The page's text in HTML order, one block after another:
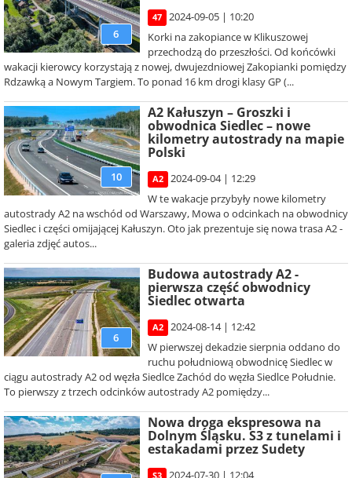
6
47
2024-09-05 | 10:20
Korki na zakopiance w Klikuszowej
przechodzą do przeszłości. Od końcówki
wakacji kierowcy korzystają z nowej, dwujezdniowej Zakopianki pomiędzy
Rdzawką a Nowym Targiem. To ponad 16 km drogi klasy GP (...
10
A2 Kałuszyn – Groszki i
obwodnica Siedlec – nowe
kilometry autostrady na mapie
Polski
A2
2024-09-04 | 12:29
W te wakacje przybyły nowe kilometry
autostrady A2 na wschód od Warszawy, Mowa o odcinkach na obwodnicy
Siedlec i części omijającej Kałuszyn. Oto jak prezentuje się nowa trasa A2 -
galeria zdjęć autos...
6
Budowa autostrady A2 -
pierwsza część obwodnicy
Siedlec otwarta
A2
2024-08-14 | 12:42
W pierwszej dekadzie sierpnia oddano do
ruchu południową obwodnicę Siedlec w
ciągu autostrady A2 od węzła Siedlce Zachód do węzła Siedlce Południe.
To pierwszy z trzech odcinków autostrady A2 pomiędzy...
Nowa droga ekspresowa na
Dolnym Śląsku. S3 z tunelami i
estakadami przez Sudety
S3 2024-07-30 | 12:04